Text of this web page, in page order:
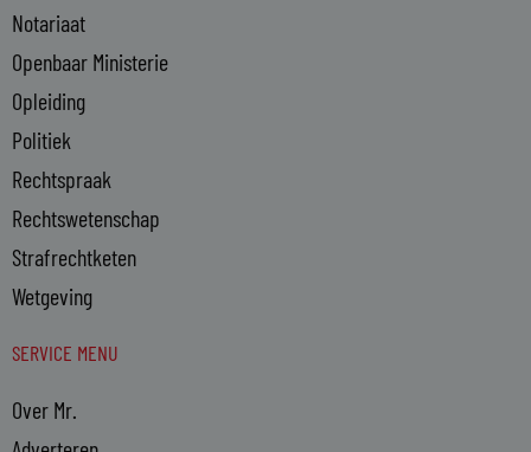
Notariaat
Openbaar Ministerie
Opleiding
Politiek
Rechtspraak
Rechtswetenschap
Strafrechtketen
Wetgeving
SERVICE MENU
Over Mr.